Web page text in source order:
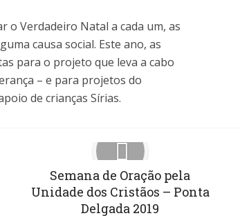
o Verdadeiro Natal a cada um, as
causa social. Este ano, as
para o projeto que leva a cabo
– e para projetos do
de crianças Sírias.
Semana de Oração pela
Unidade dos Cristãos – Ponta
Delgada 2019